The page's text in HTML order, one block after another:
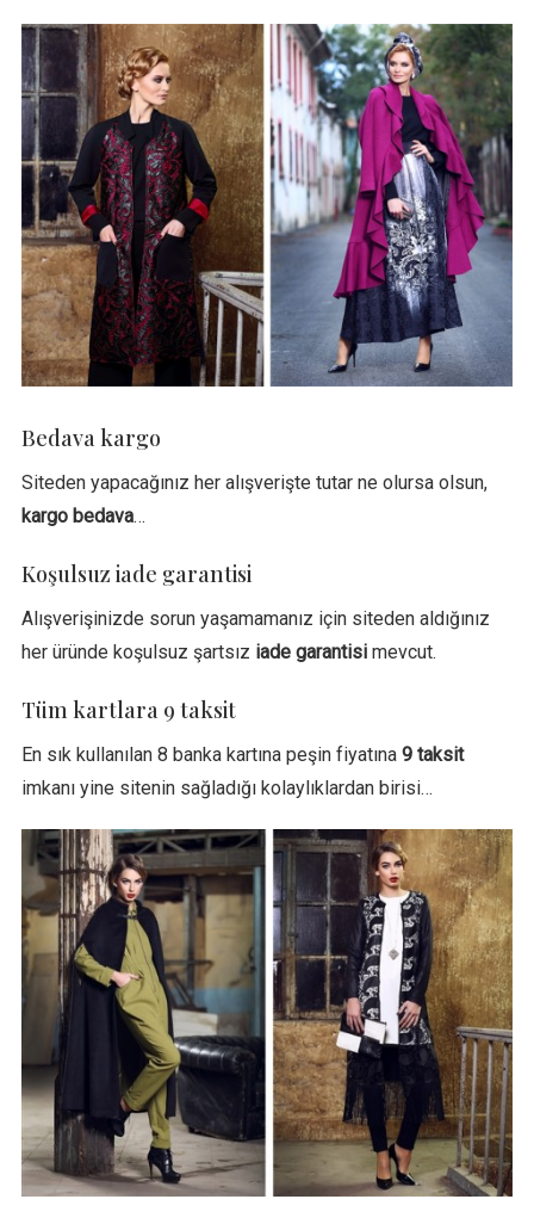
Bedava kargo
Siteden yapacağınız her alışverişte tutar ne olursa olsun,
kargo bedava…
Koşulsuz iade garantisi
Alışverişinizde sorun yaşamamanız için siteden aldığınız
her üründe koşulsuz şartsız iade garantisimevcut.
Tüm kartlara 9 taksit
En sık kullanılan 8 banka kartına peşin fiyatına 9 taksit
imkanı yine sitenin sağladığı kolaylıklardan birisi…